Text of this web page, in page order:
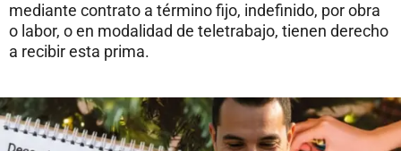
mediante contrato a término fijo, indefinido, por obra
o labor, o en modalidad de teletrabajo, tienen derecho
a recibir esta prima.